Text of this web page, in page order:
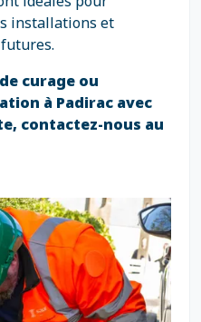
installations et
curage ou
à Padirac avec
contactez-nous au